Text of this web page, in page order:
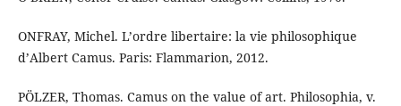
ONFRAY, Michel. L’ordre libertaire: la vie philosophique
d’Albert Camus. Paris: Flammarion, 2012.
PÖLZER, Thomas. Camus on the value of art. Philosophia, v.